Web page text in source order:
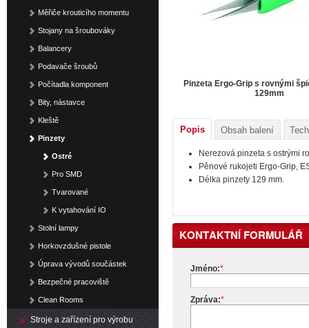
Pinzeta Ergo-Grip s rovnými
129mm
Popis Obsah balení
Nerezová pinzeta s ostrými
Pěnové rukojeti Ergo-Grip,
Délka pinzety 129 mm.
KONTAKTNÍ FORMULÁŘ
Jméno:*
Zpráva:*
Měřiče krouticího momentu
Stojany na šroubováky
Balancery
Podavače šroubů
Počítadla komponent
Bity, nástavce
Kleště
Pinzety
Ostré
Pro SMD
Tvarované
K vytahování IO
Stolní lampy
Horkovzdušné pistole
Úprava vývodů součástek
Bezpečné pracoviště
Clean Rooms
Stroje a zařízení pro výrobu